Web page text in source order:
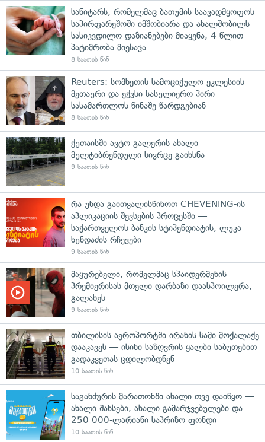
სანიტარს, რომელმაც ბათუმის საავადმყოფოს
საპირფარეშოში იმშობიარა და ახალშობილს
სასიკვდილო დაზიანებები მიაყენა, 4 წლით
პატიმრობა მიესაჯა
8 საათის წინ
Reuters: სომხეთის სამოციქულო ეკლესიის
მეთაური და ექვსი სასულიერო პირი
სასამართლოს წინაშე წარდგებიან
8 საათის წინ
ქუთაისში ავტო გალერის ახალი
მულტიბრენდული სივრცე გაიხსნა
9 საათის წინ
რა უნდა გაითვალისწინოთ CHEVENING-ის
აპლიკაციის შევსების პროცესში —
საქართველოს ბანკის სტიპენდიატის, ლუკა
ხუნდაძის რჩევები
9 საათის წინ
მაყურებელი, რომელმაც სპაიდერმენის
პრემიერისას მთელი დარბაზი დაასპოილერა,
გალახეს
9 საათის წინ
თბილისის აეროპორტში ირანის სამი მოქალაქე
დააკავეს — ისინი საზღვრის ყალბი საბუთებით
გადაკვეთას ცდილობდნენ
10 საათის წინ
საგანძურის მარათონში ახალი თვე დაიწყო —
ახალი შანსები, ახალი გამარჯვებულები და
250 000-ლარიანი საპრიზო ფონდი
10 საათის წინ